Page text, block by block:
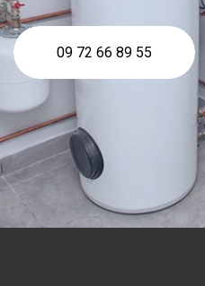
09 72 66 89 55